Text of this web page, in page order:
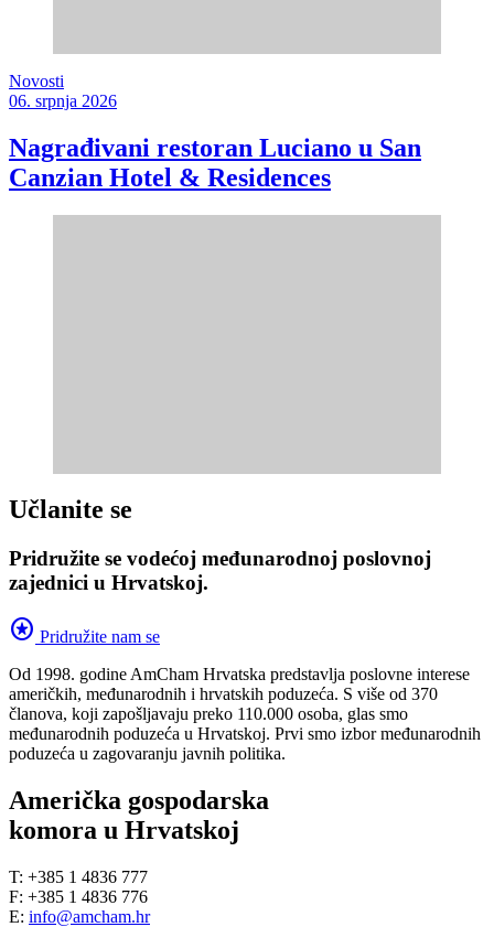
Novosti
06. srpnja 2026
Nagrađivani restoran Luciano u San
Canzian Hotel & Residences
Učlanite se
Pridružite se vodećoj međunarodnoj poslovnoj
zajednici u Hrvatskoj.
stars Pridružite nam se
Od 1998. godine AmCham Hrvatska predstavlja poslovne interese
američkih, međunarodnih i hrvatskih poduzeća. S više od 370
članova, koji zapošljavaju preko 110.000 osoba, glas smo
međunarodnih poduzeća u Hrvatskoj. Prvi smo izbor međunarodnih
poduzeća u zagovaranju javnih politika.
Američka gospodarska
komora u Hrvatskoj
T: +385 1 4836 777
F: +385 1 4836 776
E: info@amcham.hr